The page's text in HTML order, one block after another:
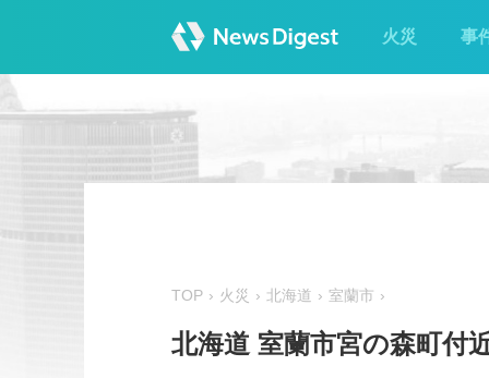
火災 事
TOP 火災 北海道 室蘭市
北海道 室蘭市宮の森町付